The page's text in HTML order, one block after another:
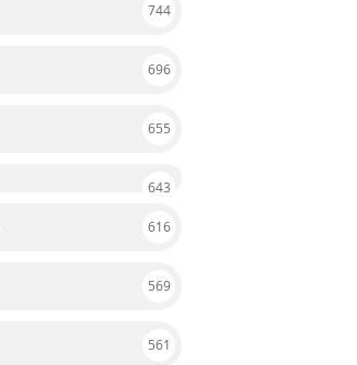
744
696
655
643
616
569
561